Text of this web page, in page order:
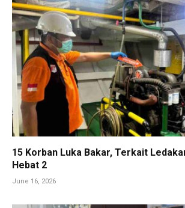
15 Korban Luka Bakar, Terkait
Hebat 2
June 16, 2026